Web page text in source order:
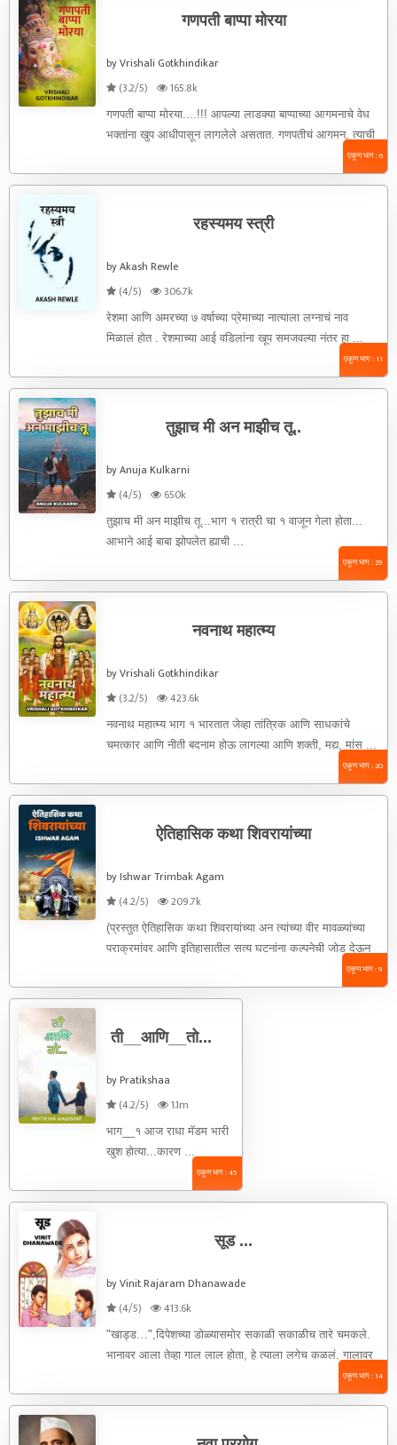
गणपती बाप्पा मोरया
by Vrishali Gotkhindikar
(3.2/5)
165.8k
गणपती बाप्पा मोरया....!!! आपल्या लाडक्या बाप्पाच्या आगमनाचे वेध
भक्तांना खुप आधीपासून लागलेले असतात. गणपतीचं आगमन, त्याची
एकूण भाग : 6
रहस्यमय स्त्री
by Akash Rewle
(4/5)
306.7k
रेशमा आणि अमरच्या ७ वर्षाच्या प्रेमाच्या नात्याला लग्नाचं नाव
मिळालं होत . रेशमाच्या आई वडिलांना खूप समजवल्या नंतर हा ...
एकूण भाग : 11
तुझाच मी अन माझीच तू..
by Anuja Kulkarni
(4/5)
650k
तुझाच मी अन माझीच तू...भाग १ रात्री चा १ वाजून गेला होता...
आभाने आई बाबा झोपलेत ह्याची ...
एकूण भाग : 29
नवनाथ महात्म्य
by Vrishali Gotkhindikar
(3.2/5)
423.6k
नवनाथ महात्म्य भाग १ भारतात जेव्हा तांत्रिक आणि साधकांचे
चमत्कार आणि नीती बदनाम होऊ लागल्या आणि शक्ती, मद्य, मांस ...
एकूण भाग : 20
ऐतिहासिक कथा शिवरायांच्या
by Ishwar Trimbak Agam
(4.2/5)
209.7k
(प्रस्तुत ऐतिहासिक कथा शिवरायांच्या अन त्यांच्या वीर मावळ्यांच्या
पराक्रमांवर आणि इतिहासातील सत्य घटनांना कल्पनेची जोड देऊन
एकूण भाग : 9
ती__आणि__तो...
by Pratikshaa
(4.2/5)
1.1m
भाग__१ आज राधा मॅडम भारी
खुश होत्या...कारण ...
एकूण भाग : 45
सूड ...
by Vinit Rajaram Dhanawade
(4/5)
413.6k
"खाड्ड…",दिपेशच्या डोळ्यासमोर सकाळी सकाळीच तारे चमकले.
भानावर आला तेव्हा गाल लाल होता, हे त्याला लगेच कळलं. गालावर
एकूण भाग : 14